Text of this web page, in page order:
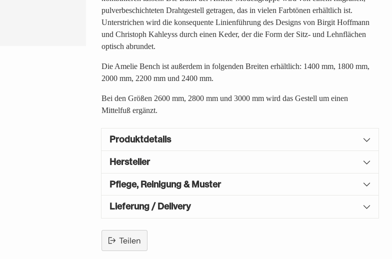
pulverbeschichteten Drahtgestell getragen, das in vielen Farbtönen erhältlich ist.
Unterstrichen wird die konsequente Linienführung des Designs von Birgit Hoffmann
und Christoph Kahleyss durch einen Keder, der die Form der Sitz- und Lehnflächen
optisch abrundet.
Die Amelie Bench ist außerdem in folgenden Breiten erhältlich: 1400 mm, 1800 mm,
2000 mm, 2200 mm und 2400 mm.
Bei den Größen 2600 mm, 2800 mm und 3000 mm wird das Gestell um einen
Mittelfuß ergänzt.
Produktdetails
Hersteller
Pflege, Reinigung & Muster
Lieferung / Delivery
Teilen